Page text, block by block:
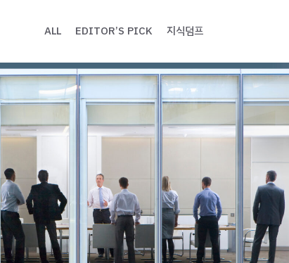
ALL EDITOR’S PICK 지식덤프